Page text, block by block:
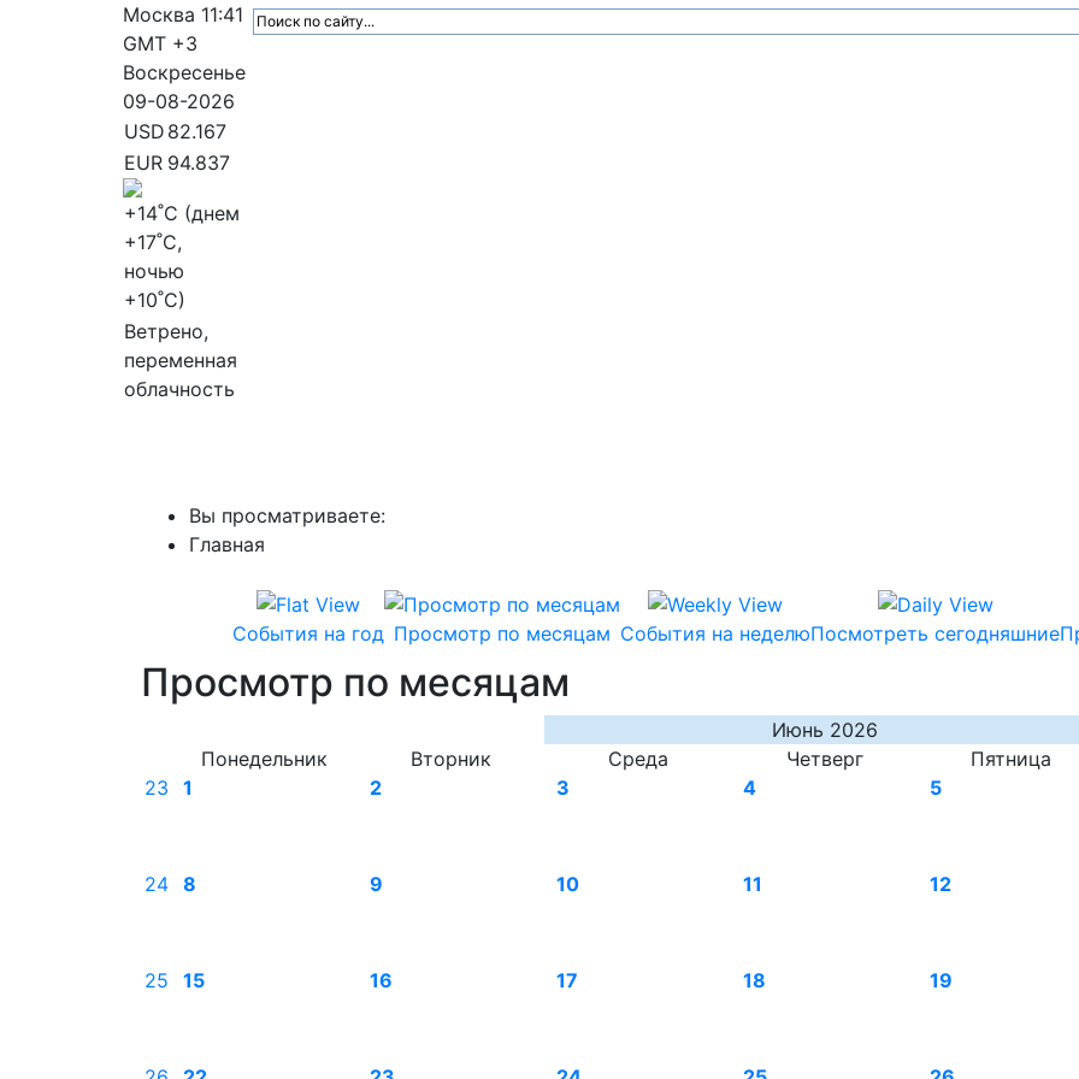
Москва 11:41
GMT +3
Воскресенье
09-08-2026
USD 82.167
EUR 94.837
+14˚C (днем
+17˚C,
ночью
+10˚C)
Ветрено,
переменная
облачность
Вы просматриваете:
Главная
События на год Просмотр по месяцам События на неделюПосмотреть сегодняшние
Просмотр по месяцам
Июнь 2026
Понедельник
Вторник Среда Четверг
Пятница
23
1 2 3 4 5
24 8 9 10 11 12
25 15 16 17 18 19